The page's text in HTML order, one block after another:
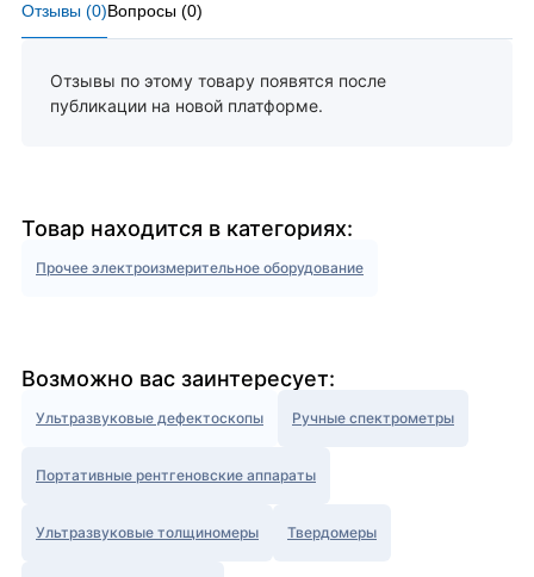
Отзывы (0)Вопросы (0)
Отзывы по этому товару появятся после
публикации на новой платформе.
Товар находится в категориях:
Прочее электроизмерительное оборудование
Возможно вас заинтересует:
Ультразвуковые дефектоскопы Ручные спектрометры
Портативные рентгеновские аппараты
Ультразвуковые толщиномеры Твердомеры